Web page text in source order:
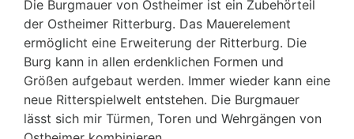
Die Burgmauer von Ostheimer ist ein Zubehörteil
der Ostheimer Ritterburg. Das Mauerelement
ermöglicht eine Erweiterung der Ritterburg. Die
Burg kann in allen erdenklichen Formen und
Größen aufgebaut werden. Immer wieder kann eine
neue Ritterspielwelt entstehen. Die Burgmauer
lässt sich mir Türmen, Toren und Wehrgängen von